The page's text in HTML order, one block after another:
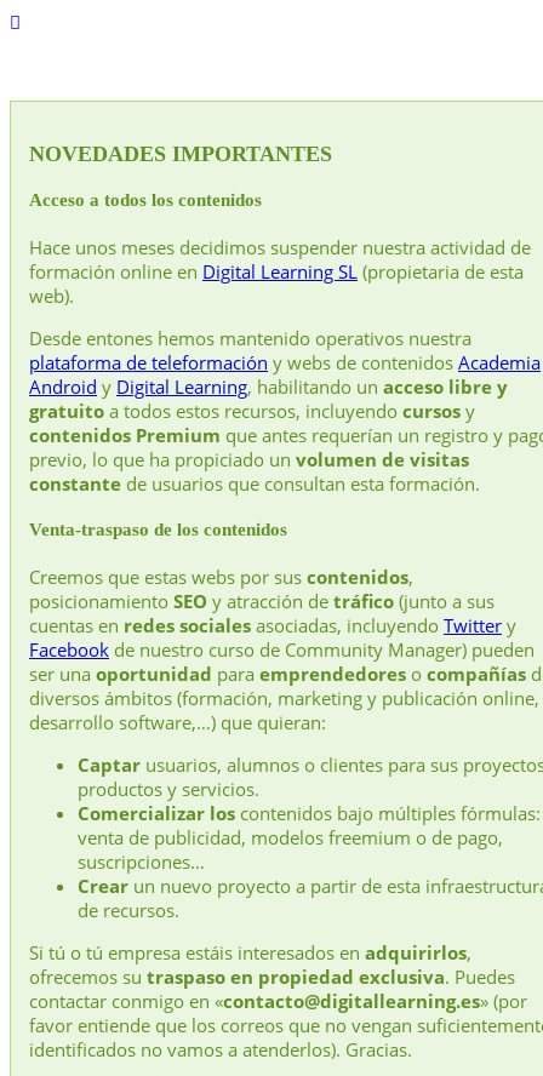
NOVEDADES IMPORTANTES
Acceso a todos los contenidos
Hace unos meses decidimos suspender nuestra actividad de
formación online en Digital Learning SL (propietaria de esta
web).
Desde entones hemos mantenido operativos nuestra
plataforma de teleformación y webs de contenidos Academia
Android y Digital Learning, habilitando un acceso libre y
gratuito a todos estos recursos, incluyendo cursos y
contenidos Premium que antes requerían un registro y
previo, lo que ha propiciado un volumen de visitas
constante de usuarios que consultan esta formación.
Venta-traspaso de los contenidos
Creemos que estas webs por sus contenidos,
posicionamiento SEO y atracción de tráfico (junto a sus
cuentas en redes sociales asociadas, incluyendo Twitter y
Facebook de nuestro curso de Community Manager) pueden
ser una oportunidad para emprendedores o compañías
diversos ámbitos (formación, marketing y publicación online,
desarrollo software,…) que quieran:
Captar usuarios, alumnos o clientes para sus
productos y servicios.
Comercializar los contenidos bajo múltiples fórmulas:
venta de publicidad, modelos freemium o de pago,
suscripciones…
Crear un nuevo proyecto a partir de esta
de recursos.
Si tú o tú empresa estáis interesados en adquirirlos,
ofrecemos su traspaso en propiedad exclusiva. Puedes
contactar conmigo en «contacto@digitallearning.es» (por
favor entiende que los correos que no vengan
identificados no vamos a atenderlos). Gracias.